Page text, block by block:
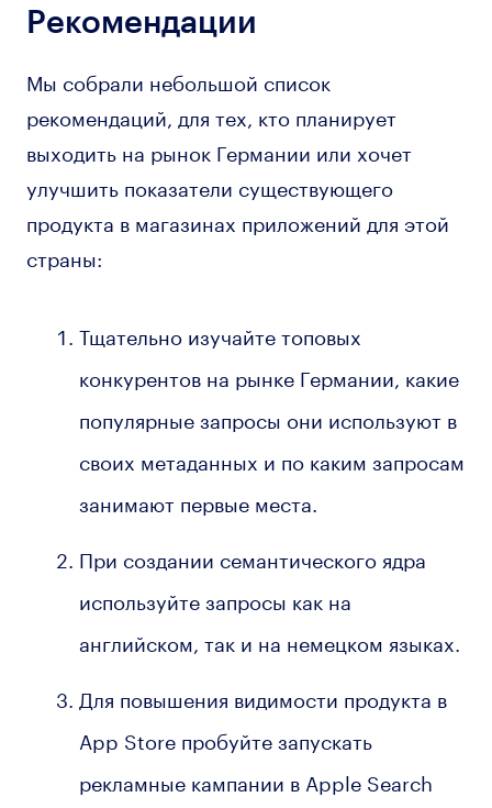
Рекомендации
Мы собрали небольшой список
рекомендаций, для тех, кто планирует
выходить на рынок Германии или хочет
улучшить показатели существующего
продукта в магазинах приложений для этой
страны:
Тщательно изучайте топовых
конкурентов на рынке Германии, какие
популярные запросы они используют в
своих метаданных и по каким запросам
занимают первые места.
При создании семантического ядра
используйте запросы как на
английском, так и на немецком языках.
Для повышения видимости продукта в
App Store пробуйте запускать
рекламные кампании в Apple Search